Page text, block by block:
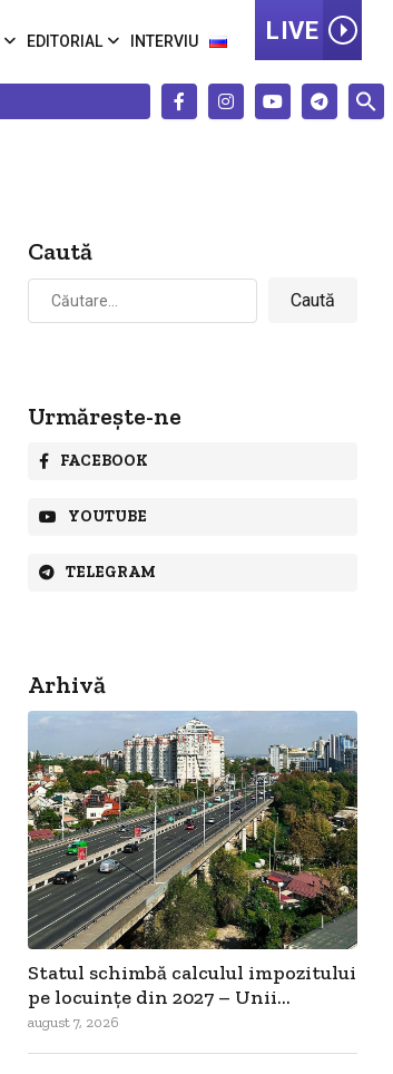
EDITORIAL INTERVIU LIVE
Caută
Caută
după:
Urmărește-ne
FACEBOOK
YOUTUBE
TELEGRAM
Arhivă
Statul schimbă calculul impozitului
pe locuințe din 2027 – Unii...
august 7, 2026